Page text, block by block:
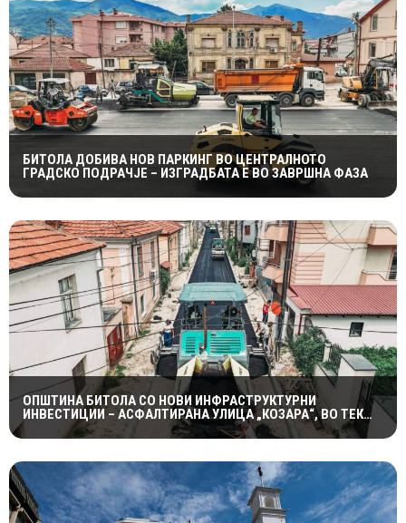
БИТОЛА ДОБИВА НОВ ПАРКИНГ ВО ЦЕНТРАЛНОТО
ГРАДСКО ПОДРАЧЈЕ – ИЗГРАДБАТА Е ВО ЗАВРШНА ФАЗА
ОПШТИНА БИТОЛА СО НОВИ ИНФРАСТРУКТУРНИ
ИНВЕСТИЦИИ – АСФАЛТИРАНА УЛИЦА „КОЗАРА“, ВО ТЕК
РЕКОНСТРУКЦИЈАТА КАЈ ЗДРАВСТВЕНИОТ ДОМ